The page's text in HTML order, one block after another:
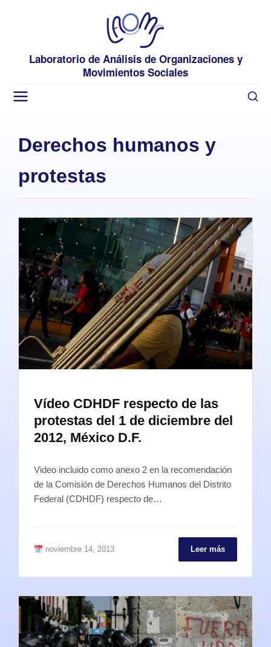
Laboratorio de Análisis de Organizaciones y
Movimientos Sociales
Derechos humanos y
protestas
Vídeo CDHDF respecto de las
protestas del 1 de diciembre del
2012, México D.F.
Video incluido como anexo 2 en la recomendación
de la Comisión de Derechos Humanos del Distrito
Federal (CDHDF) respecto de…
noviembre 14, 2013 Leer más